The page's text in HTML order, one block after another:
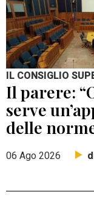
IL CONSIGLIO
Il parere:
serve
delle
06 Ago 2026